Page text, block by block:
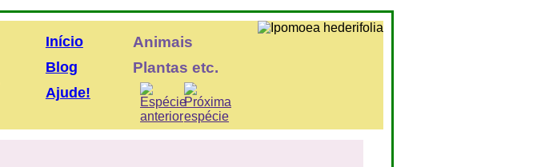
Início
Blog
Ajude!
Animais
Plantas etc.